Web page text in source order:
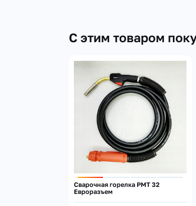
С этим товаром
Сварочная горелка PMT 32
Евроразъем